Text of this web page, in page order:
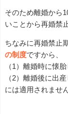
そのため離婚から
いことから再婚禁
ちなみに再婚禁止
の制度ですから、
（1）離婚時に懐
（2）離婚後に出
には適用されませ